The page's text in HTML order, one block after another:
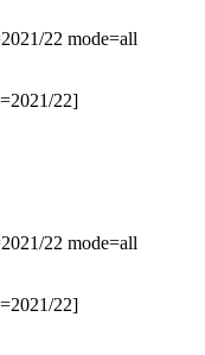
22 mode=all
22]
22 mode=all
22]